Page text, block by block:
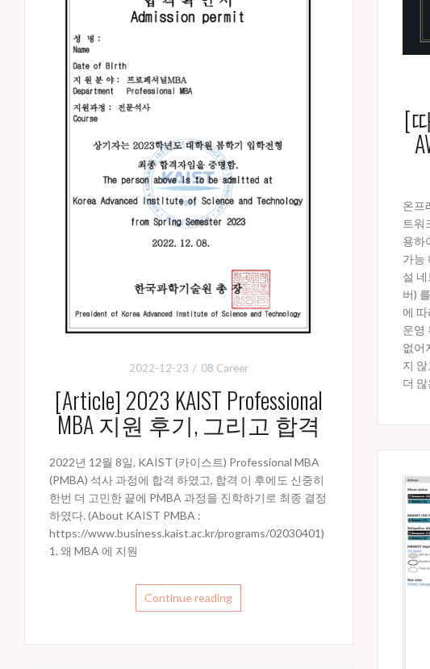
2022-12-23 08 Career
[Article] 2023 KAIST Professional
MBA 지원 후기, 그리고 합격
2022년 12월 8일, KAIST (카이스트) Professional MBA
(PMBA) 석사 과정에 합격 하였고, 합격 이 후에도 신중히
한번 더 고민한 끝에 PMBA 과정을 진학하기로 최종 결정
하였다. (About KAIST PMBA :
https://www.business.kaist.ac.kr/programs/02030401)
1. 왜 MBA 에 지원
Continue reading
[
온프
트워
용하
가능
설
버)
에
운영
없어
지
더